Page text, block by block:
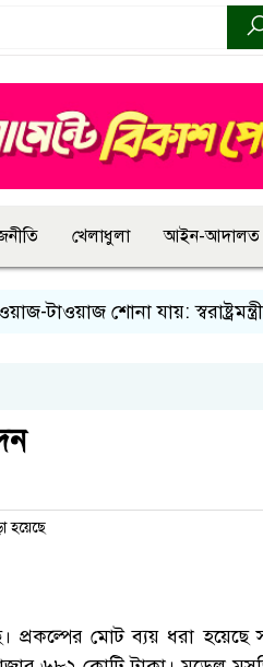
খেলাধুলা আইন-আদালত
শোনা যায়: স্বরাষ্ট্রমন্ত্রী
হয়েছে
মোট ব্যয় ধরা হয়েছে